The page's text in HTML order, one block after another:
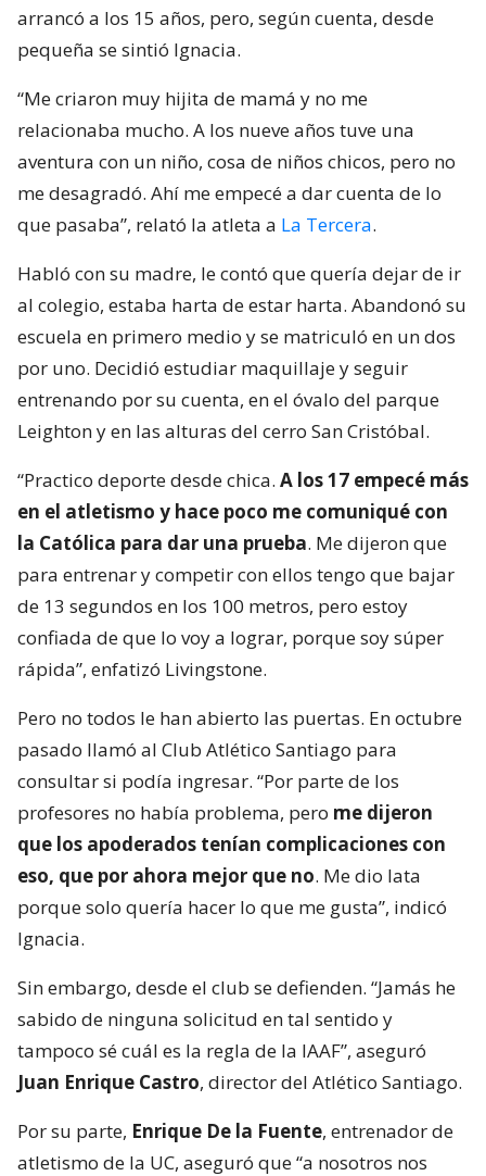
arrancó a los 15 años, pero, según cuenta, desde
pequeña se sintió Ignacia.
“Me criaron muy hijita de mamá y no me
relacionaba mucho. A los nueve años tuve una
aventura con un niño, cosa de niños chicos, pero no
me desagradó. Ahí me empecé a dar cuenta de lo
que pasaba”, relató la atleta a La Tercera.
Habló con su madre, le contó que quería dejar de ir
al colegio, estaba harta de estar harta. Abandonó su
escuela en primero medio y se matriculó en un dos
por uno. Decidió estudiar maquillaje y seguir
entrenando por su cuenta, en el óvalo del parque
Leighton y en las alturas del cerro San Cristóbal.
“Practico deporte desde chica. A los 17 empecé más
en el atletismo y hace poco me comuniqué con
la Católica para dar una prueba. Me dijeron que
para entrenar y competir con ellos tengo que bajar
de 13 segundos en los 100 metros, pero estoy
confiada de que lo voy a lograr, porque soy súper
rápida”, enfatizó Livingstone.
Pero no todos le han abierto las puertas. En octubre
pasado llamó al Club Atlético Santiago para
consultar si podía ingresar. “Por parte de los
profesores no había problema, pero me dijeron
que los apoderados tenían complicaciones con
eso, que por ahora mejor que no. Me dio lata
porque solo quería hacer lo que me gusta”, indicó
Ignacia.
Sin embargo, desde el club se defienden. “Jamás he
sabido de ninguna solicitud en tal sentido y
tampoco sé cuál es la regla de la IAAF”, aseguró
Juan Enrique Castro, director del Atlético Santiago.
Por su parte, Enrique De la Fuente, entrenador de
atletismo de la UC, aseguró que “a nosotros nos